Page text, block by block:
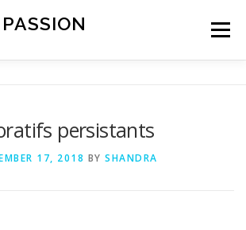
Menu
persistants
17, 2018 BY SHANDRA